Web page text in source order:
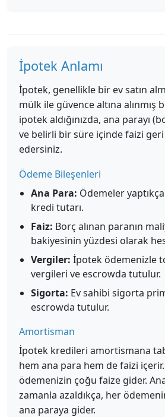
İpotek Anlamı
İpotek, genellikle bir ev satın
mülk ile güvence altına alınmış
ipotek aldığınızda, ana parayı
ve belirli bir süre içinde faizi
edersiniz.
Ödeme Bileşenleri
Ana Para: Ödemeler
kredi tutarı.
Faiz: Borç alınan paranın
bakiyesinin yüzdesi olarak
Vergiler: İpotek ödemenizle
vergileri ve escrowda tutulur.
Sigorta: Ev sahibi sigorta
escrowda tutulur.
Amortisman
İpotek kredileri amortismana
hem ana para hem de faizi
ödemenizin çoğu faize gider.
zamanla azaldıkça, her
ana paraya gider.